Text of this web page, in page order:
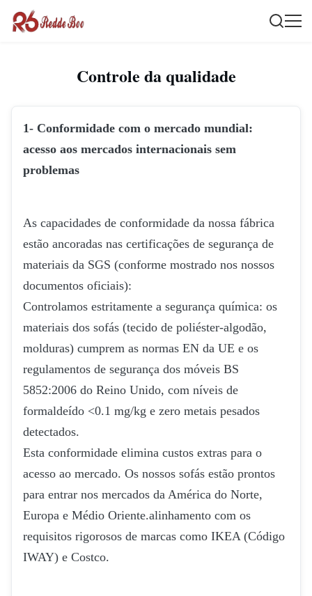
Controle da qualidade
1- Conformidade com o mercado mundial:
acesso aos mercados internacionais sem
problemas
As capacidades de conformidade da nossa fábrica
estão ancoradas nas certificações de segurança de
materiais da SGS (conforme mostrado nos nossos
documentos oficiais):
Controlamos estritamente a segurança química: os
materiais dos sofás (tecido de poliéster-algodão,
molduras) cumprem as normas EN da UE e os
regulamentos de segurança dos móveis BS
5852:2006 do Reino Unido, com níveis de
formaldeído <0.1 mg/kg e zero metais pesados
detectados.
Esta conformidade elimina custos extras para o
acesso ao mercado. Os nossos sofás estão prontos
para entrar nos mercados da América do Norte,
Europa e Médio Oriente.alinhamento com os
requisitos rigorosos de marcas como IKEA (Código
IWAY) e Costco.